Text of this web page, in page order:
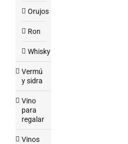
Orujos
Ron
Whisky
Vermú
y sidra
Vino
para
regalar
Vinos